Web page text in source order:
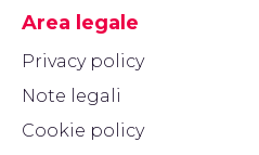
Area legale
Privacy policy
Note legali
Cookie policy